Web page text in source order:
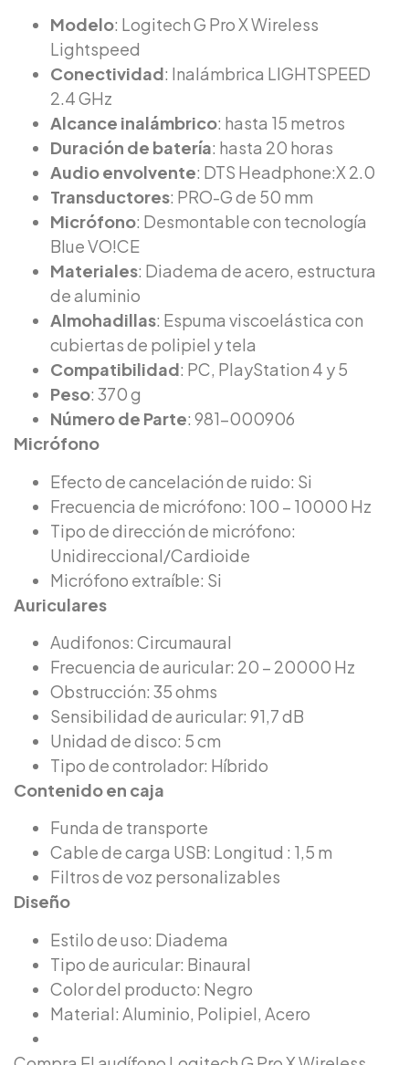
Modelo: Logitech G Pro X Wireless
Lightspeed
Conectividad: Inalámbrica LIGHTSPEED
2.4 GHz
Alcance inalámbrico: hasta 15 metros
Duración de batería: hasta 20 horas
Audio envolvente: DTS Headphone:X 2.0
Transductores: PRO-G de 50 mm
Micrófono: Desmontable con tecnología
Blue VO!CE
Materiales: Diadema de acero, estructura
de aluminio
Almohadillas: Espuma viscoelástica con
cubiertas de polipiel y tela
Compatibilidad: PC, PlayStation 4 y 5
Peso: 370 g
Número de Parte: 981-000906
Micrófono
Efecto de cancelación de ruido: Si
Frecuencia de micrófono: 100 – 10000 Hz
Tipo de dirección de micrófono:
Unidireccional/Cardioide
Micrófono extraíble: Si
Auriculares
Audifonos: Circumaural
Frecuencia de auricular: 20 – 20000 Hz
Obstrucción: 35 ohms
Sensibilidad de auricular: 91,7 dB
Unidad de disco: 5 cm
Tipo de controlador: Híbrido
Contenido en caja
Funda de transporte
Cable de carga USB: Longitud : 1,5 m
Filtros de voz personalizables
Diseño
Estilo de uso: Diadema
Tipo de auricular: Binaural
Color del producto: Negro
Material: Aluminio, Polipiel, Acero